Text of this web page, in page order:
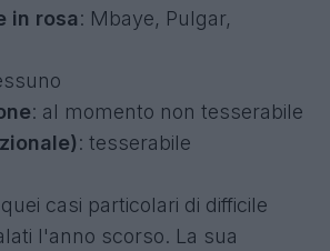
in rosa: Mbaye, Pulgar,
: al momento non tesserabile
: tesserabile
casi particolari di difficile
l'anno scorso. La sua